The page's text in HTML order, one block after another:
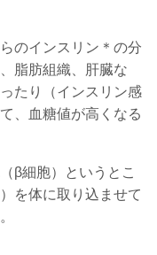
のインスリン＊の分
脂肪組織、肝臓な
たり（インスリン感
、血糖値が高くなる
β細胞）というとこ
を体に取り込ませて